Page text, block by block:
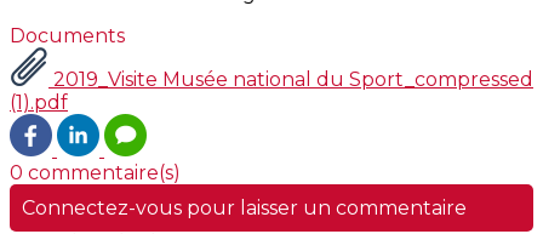
Documents
2019_Visite Musée national du Sport_compressed
(1).pdf
0 commentaire(s)
Connectez-vous pour laisser un commentaire